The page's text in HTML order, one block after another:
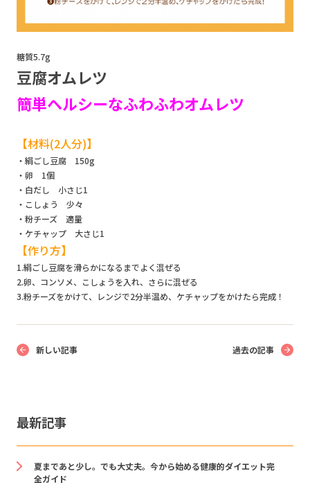
糖質5.7g
豆腐オムレツ
簡単ヘルシーなふわふわオムレツ
【材料(2人分)】
・絹ごし豆腐 150g
・卵 1個
・白だし 小さじ1
・こしょう 少々
・粉チーズ 適量
・ケチャップ 大さじ1
【作り方】
1.絹ごし豆腐を滑らかになるまでよく混ぜる
2.卵、コンソメ、こしょうを入れ、さらに混ぜる
3.粉チーズをかけて、レンジで2分半温め、ケチャップをかけたら完成！
新しい記事 過去の記事
最新記事
夏まであと少し。でも大丈夫。今から始める健康的ダイエット完
全ガイド